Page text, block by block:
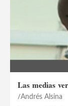
Las medias
Andrés Alsina